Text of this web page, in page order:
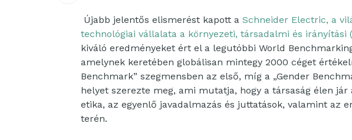
Újabb jelentős elismerést kapott a Schneider Electric, a
technológiai vállalata a környezeti, társadalmi és irányítási
kiváló eredményeket ért el a legutóbbi World
amelynek keretében globálisan mintegy 2000 céget
Benchmark” szegmensben az első, míg a „Gender
helyet szerezte meg, ami mutatja, hogy a társaság élen jár
etika, az egyenlő javadalmazás és juttatások, valamint az
terén.